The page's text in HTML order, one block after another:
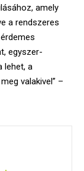
amely
a rendszeres
egyszer-
lehet, a
valakivel” –